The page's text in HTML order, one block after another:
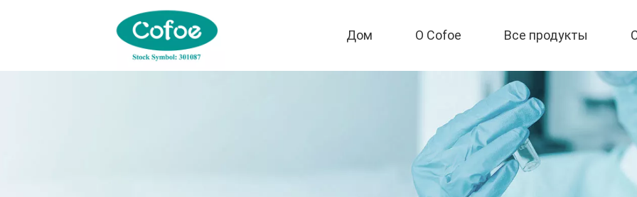
Дом О Cofoe Все продукты